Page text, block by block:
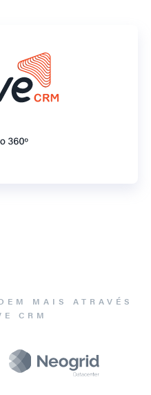
MAIS ATRAVÉS
CRM